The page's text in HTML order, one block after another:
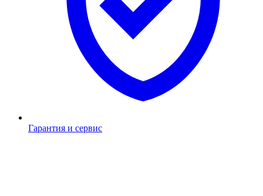
Гарантия и сервис